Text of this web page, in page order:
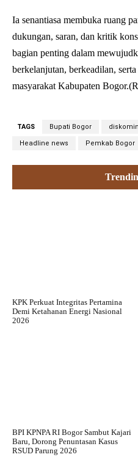
Ia senantiasa membuka ruang
dukungan, saran, dan kritik
bagian penting dalam
berkelanjutan, berkeadilan,
masyarakat Kabupaten
TAGS Bupati Bogor
Headline news Pemkab Bogor
KPK Perkuat Integritas Pertamina
Demi Ketahanan Energi Nasional
2026
BPI KPNPA RI Bogor Sambut Kajari
Baru, Dorong Penuntasan Kasus
RSUD Parung 2026